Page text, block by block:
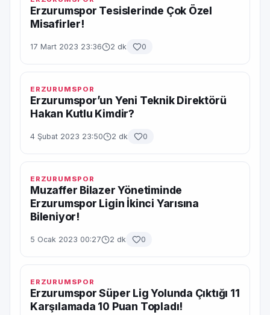
Erzurumspor Tesislerinde Çok Özel
Misafirler!
17 Mart 2023 23:36 2 dk 0
ERZURUMSPOR
Erzurumspor’un Yeni Teknik Direktörü
Hakan Kutlu Kimdir?
4 Şubat 2023 23:50 2 dk 0
ERZURUMSPOR
Muzaffer Bilazer Yönetiminde
Erzurumspor Ligin İkinci Yarısına
Bileniyor!
5 Ocak 2023 00:27 2 dk 0
ERZURUMSPOR
Erzurumspor Süper Lig Yolunda Çıktığı 11
Karşılamada 10 Puan Topladı!